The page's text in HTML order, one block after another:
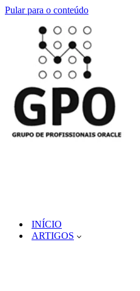
Pular para o conteúdo
INÍCIO
ARTIGOS